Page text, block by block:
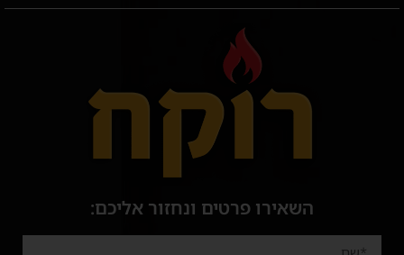
השאירו פרטים ונחזור אליכם: